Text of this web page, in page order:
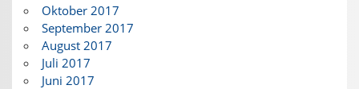
Oktober 2017
September 2017
August 2017
Juli 2017
Juni 2017